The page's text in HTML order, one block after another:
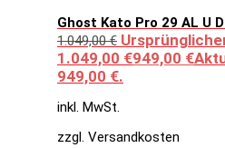
Ghost Kato Pro 29 AL U
1.049,00€
1.049,00 €949,00 €
949,00 €.
inkl. MwSt.
zzgl. Versandkosten